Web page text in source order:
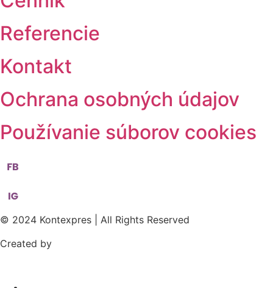
Referencie
Kontakt
Ochrana osobných údajov
Používanie súborov cookies
© 2024 Kontexpres | All Rights Reserved
Created by